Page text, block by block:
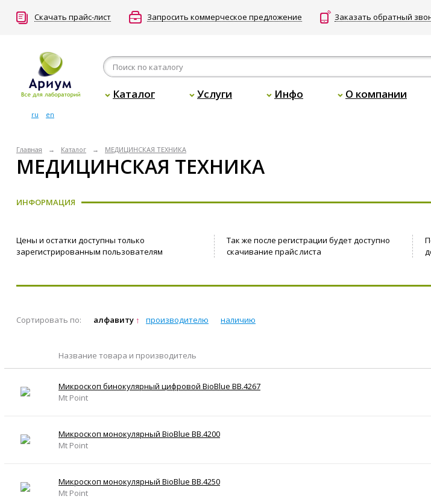
Скачать прайс-лист Запросить коммерческое предложение Заказать обратный
ru en
Каталог Услуги Инфо О компании
Главная Каталог МЕДИЦИНСКАЯ ТЕХНИКА
МЕДИЦИНСКАЯ ТЕХНИКА
ИНФОРМАЦИЯ
Цены и остатки доступны только
зарегистрированным пользователям
Так же после регистрации будет доступно
скачивание прайс листа
Сортировать по: алфавиту производителю наличию
Название товара и производитель
Микроскоп бинокулярный цифровой BioBlue BB.4267
Mt Point
Микроскоп монокулярный BioBlue BB.4200
Mt Point
Микроскоп монокулярный BioBlue BB.4250
Mt Point